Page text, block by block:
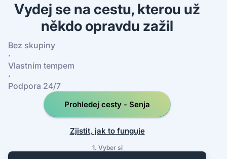
Vydej se na cestu, kterou už
někdo opravdu zažil
Bez skupiny
·
Vlastním tempem
·
Podpora 24/7
Prohledej cesty - Senja
Zjistit, jak to funguje
1. Vyber si